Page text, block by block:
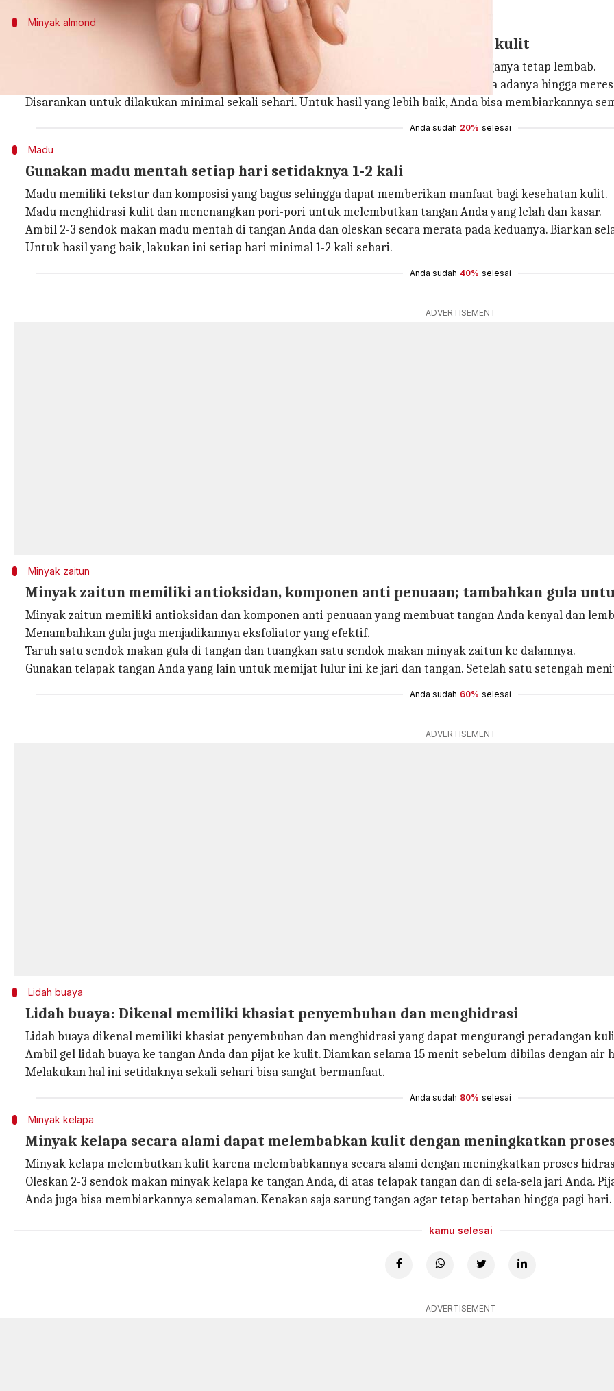
Minyak almond
Minyak almond memiliki asam lemak dan Vitamin E, melembabkan kulit
Minyak almond memiliki asam lemak dan Vitamin E, yang menghidrasi kulit dan menjaganya tetap lembab.
Ambil saja beberapa tetes minyak ini, dan gosokkan ke tangan Anda. Biarkan minyak apa adanya hingga
Disarankan untuk dilakukan minimal sekali sehari. Untuk hasil yang lebih baik, Anda bisa membiarkannya
Anda sudah 20% selesai
Madu
Gunakan madu mentah setiap hari setidaknya 1-2 kali
Madu memiliki tekstur dan komposisi yang bagus sehingga dapat memberikan manfaat bagi kesehatan kulit.
Madu menghidrasi kulit dan menenangkan pori-pori untuk melembutkan tangan Anda yang lelah dan kasar.
Ambil 2-3 sendok makan madu mentah di tangan Anda dan oleskan secara merata pada keduanya. Biarkan
Untuk hasil yang baik, lakukan ini setiap hari minimal 1-2 kali sehari.
Anda sudah 40% selesai
ADVERTISEMENT
Minyak zaitun
Minyak zaitun memiliki antioksidan, komponen anti penuaan; tambahkan gula
Minyak zaitun memiliki antioksidan dan komponen anti penuaan yang membuat tangan Anda kenyal dan
Menambahkan gula juga menjadikannya eksfoliator yang efektif.
Taruh satu sendok makan gula di tangan dan tuangkan satu sendok makan minyak zaitun ke dalamnya.
Gunakan telapak tangan Anda yang lain untuk memijat lulur ini ke jari dan tangan. Setelah satu setengah
Anda sudah 60% selesai
ADVERTISEMENT
Lidah buaya
Lidah buaya: Dikenal memiliki khasiat penyembuhan dan menghidrasi
Lidah buaya dikenal memiliki khasiat penyembuhan dan menghidrasi yang dapat mengurangi peradangan
Ambil gel lidah buaya ke tangan Anda dan pijat ke kulit. Diamkan selama 15 menit sebelum dibilas dengan air
Melakukan hal ini setidaknya sekali sehari bisa sangat bermanfaat.
Anda sudah 80% selesai
Minyak kelapa
Minyak kelapa secara alami dapat melembabkan kulit dengan meningkatkan
Minyak kelapa melembutkan kulit karena melembabkannya secara alami dengan meningkatkan proses
Oleskan 2-3 sendok makan minyak kelapa ke tangan Anda, di atas telapak tangan dan di sela-sela jari Anda.
Anda juga bisa membiarkannya semalaman. Kenakan saja sarung tangan agar tetap bertahan hingga pagi hari.
kamu selesai
ADVERTISEMENT